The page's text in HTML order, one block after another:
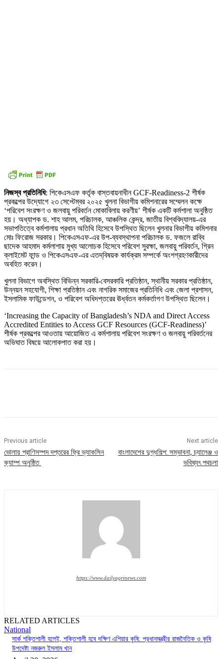
নিজস্ব প্রতিনিধি: পিকেএসএফ কর্তৃক বাস্তবায়নাধীন GCF-Readiness-2 শীর্ষক
প্রকল্পের উদ্যোগে ২৩ সেপ্টেম্বর ২০২৫ খুলনা বিভাগীয় কমিশনারের সম্মেলন কক্ষে
‘পরিবেশ সংরক্ষণ ও জলবায়ু পরিবর্তন মোকাবিলায় করণীয়’ শীর্ষক একটি কর্মশালা অনুষ্ঠিত
হয়। অধ্যাপক ড. শাহ আলম, পরিচালক, আঞ্চলিক কেন্দ্র, জাতীয় বিশ্ববিদ্যালয়-এর
সভাপতিত্বে কর্মশালায় প্রধান অতিথি হিসেবে উপস্থিত ছিলেন খুলনার বিভাগীয় কমিশনার
মোঃ ফিরোজ সরকার। পিকেএসএফ-এর উপ-ব্যবস্থাপনা পরিচালক ড. ফজলে রাব্বি
ছাদেক আহমাদ কর্মলাশায় মুখ্য আলোচক হিসেবে পরিবেশ সুরক্ষা, জলবায়ু পরিবর্তন, গ্রিন
ক্লাইমেট ফান্ড ও পিকেএসএফ-এর এতদ্‌বিষয়ক কার্যক্রম সম্পর্কে অংশগ্রহণকারীদের
অবহিত করেন।
খুলনা বিভাগে অবস্থিত বিভিন্ন সরকারি-বেসরকারি প্রতিষ্ঠান, স্থানীয় সরকার প্রতিষ্ঠান,
উন্নয়ন সহযোগী, শিক্ষা প্রতিষ্ঠান এবং নাগরিক সমাজের প্রতিনিধি এবং জেলা প্রশাসন,
ইসলামিক ফাউন্ডেশন, ও পরিবেশ অধিদপ্তরের ঊর্ধ্বতন কর্মকর্তাগণ উপস্থিত ছিলেন।
‘Increasing the Capacity of Bangladesh’s NDA and Direct Access
Accredited Entities to Access GCF Resources (GCF-Readiness)’
শীর্ষক প্রকল্পের আওতায় আয়োজিত এ কর্মশালায় পরিবেশ সংরক্ষণ ও জলবায়ু পরিবর্তনের
অভিঘাত বিষয়ে আলোকপাত করা হয়।
Previous article
ভোলায় প্রাণিসম্পদ দপ্তরের ফ্রি ভ্যাকসিন
ক্যাম্প অনুষ্ঠিত
Next article
বাংলাদেশের দুগ্ধশিল্প: সম্ভাবনা, চ্যালেঞ্জ ও
ভবিষ্যৎ পথচলা
https://www.dailyagrinews.com
RELATED ARTICLES
National
সার্ক শক্তিশালী হলেই, শক্তিশালী হবে দক্ষিণ এশিয়ার কৃষি: প্রধানমন্ত্রীর রাজনৈতিক ও কৃষি
উপদেষ্টা নজরুল ইসলাম খান